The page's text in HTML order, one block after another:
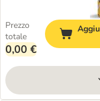
Prezzo
totale
0,00 €